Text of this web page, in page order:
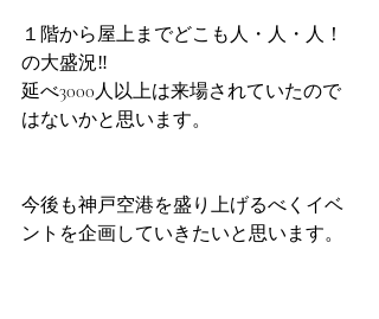
１階から屋上までどこも人・人・人！
の大盛況‼︎
延べ3000人以上は来場されていたので
はないかと思います。
今後も神戸空港を盛り上げるべくイベ
ントを企画していきたいと思います。